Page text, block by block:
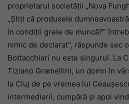
proprietarul societății „Nova
„Știți că produsele
în condiții grele de muncă?”
nimic de declarat”, răspunde sec
Bottacchiari nu este singurul. La
Tiziano Gramellini, un domn în
la Cluj de pe vremea lui
intermediarii, cumpără și apoi